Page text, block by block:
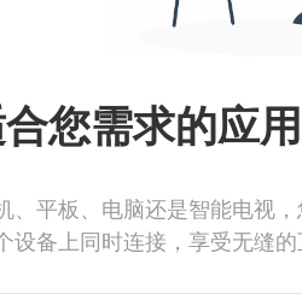
您需求的应用
平板、电脑还是智能电视，
备上同时连接，享受无缝的